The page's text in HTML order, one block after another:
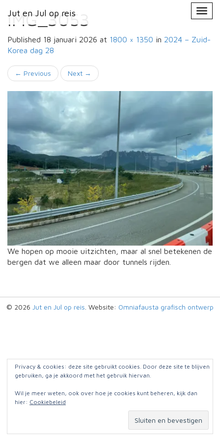
Jut en Jul op reis
Primary
Menu
Jut en Jul op reis
IMG_3053
Published 18 januari 2026 at 1800 × 1350 in 2024 – Zuid-
Korea dag 28
← Previous Next →
We hopen op mooie uitzichten, maar al snel betekenen de
bergen dat we alleen maar door tunnels rijden.
© 2026 Jut en Jul op reis . Website: Omniafausta grafisch ontwerp
Privacy & cookies: deze site gebruikt cookies. Door deze site te blijven
gebruiken, ga je akkoord met het gebruik hiervan.
Wil je meer weten, ook over hoe je cookies kunt beheren, kijk dan
hier: Cookiebeleid